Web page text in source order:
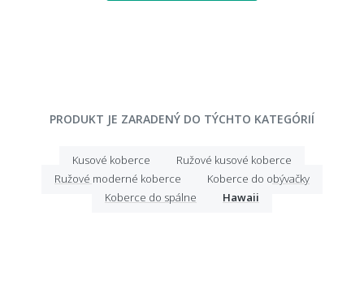
PRODUKT JE ZARADENÝ DO TÝCHTO KATEGÓRIÍ
Kusové koberce
Ružové kusové koberce
Ružové moderné koberce
Koberce do obývačky
Koberce do spálne
Hawaii